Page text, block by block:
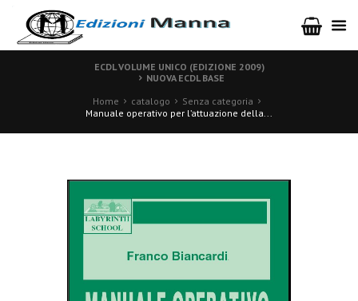
ECDL VOLUME UNICO (EDIZIONE 2009)
NUOVA ECDL BASE
Home
catalogo
Senza categoria
Manuale operativo per l’attuazione della...